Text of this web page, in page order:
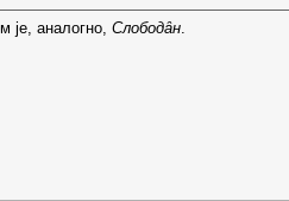
је, аналогно, Слободȃн